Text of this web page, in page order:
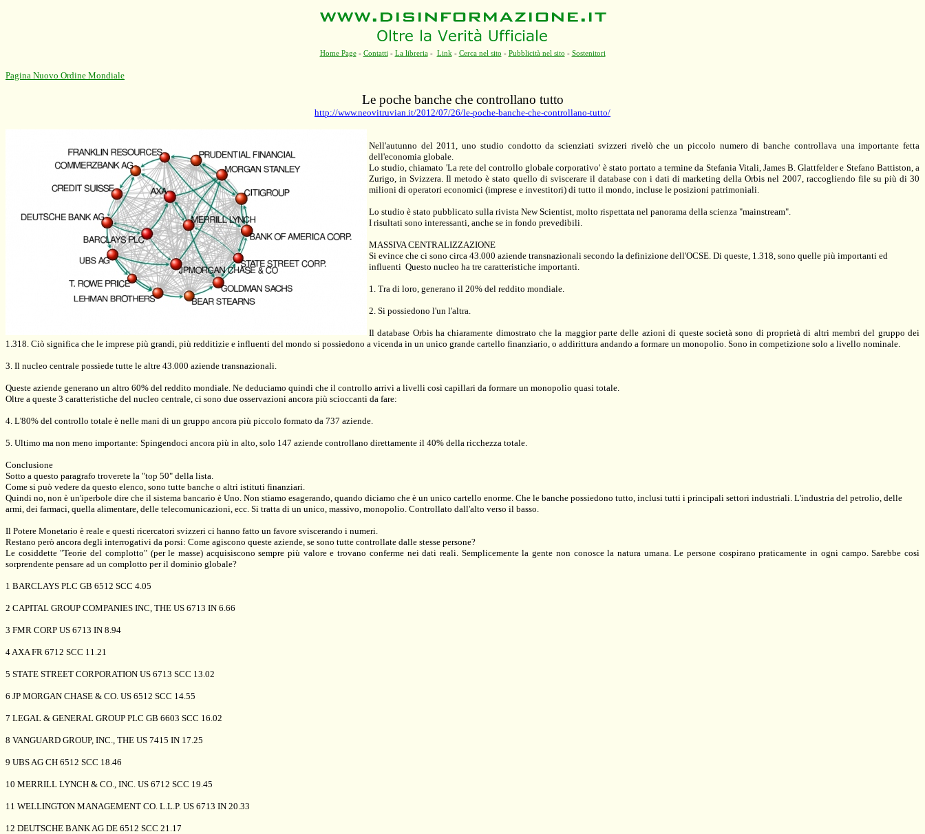
Home Page- Contatti - La libreria- Link - Cerca nel sito - Pubblicità nel sito - Sostenitori
Pagina Nuovo Ordine Mondiale
Le poche banche che controllano tutto
http://www.neovitruvian.it/2012/07/26/le-poche-banche-che-controllano-tutto/
Nell'autunno del 2011, uno studio condotto da scienziati svizzeri rivelò che un piccolo numero di banche controllava una importante fetta
dell'economia globale.
Lo studio, chiamato 'La rete del controllo globale corporativo' è stato portato a termine da Stefania Vitali, James B. Glattfelder e Stefano Battiston, a
Zurigo, in Svizzera. Il metodo è stato quello di sviscerare il database con i dati di marketing della Orbis nel 2007, raccogliendo file su più di 30
milioni di operatori economici (imprese e investitori) di tutto il mondo, incluse le posizioni patrimoniali.
Lo studio è stato pubblicato sulla rivista New Scientist, molto rispettata nel panorama della scienza "mainstream".
I risultati sono interessanti, anche se in fondo prevedibili.
MASSIVA CENTRALIZZAZIONE
Si evince che ci sono circa 43.000 aziende transnazionali secondo la definizione dell'OCSE. Di queste, 1.318, sono quelle più importanti ed
influenti Questo nucleo ha tre caratteristiche importanti.
1. Tra di loro, generano il 20% del reddito mondiale.
2. Si possiedono l'un l'altra.
Il database Orbis ha chiaramente dimostrato che la maggior parte delle azioni di queste società sono di proprietà di altri membri del gruppo dei
1.318. Ciò significa che le imprese più grandi, più redditizie e influenti del mondo si possiedono a vicenda in un unico grande cartello finanziario, o addirittura andando a formare un monopolio. Sono in competizione solo a livello nominale.
3. Il nucleo centrale possiede tutte le altre 43.000 aziende transnazionali.
Queste aziende generano un altro 60% del reddito mondiale. Ne deduciamo quindi che il controllo arrivi a livelli così capillari da formare un monopolio quasi totale.
Oltre a queste 3 caratteristiche del nucleo centrale, ci sono due osservazioni ancora più scioccanti da fare:
4. L'80% del controllo totale è nelle mani di un gruppo ancora più piccolo formato da 737 aziende.
5. Ultimo ma non meno importante: Spingendoci ancora più in alto, solo 147 aziende controllano direttamente il 40% della ricchezza totale.
Conclusione
Sotto a questo paragrafo troverete la "top 50" della lista.
Come si può vedere da questo elenco, sono tutte banche o altri istituti finanziari.
Quindi no, non è un'iperbole dire che il sistema bancario è Uno. Non stiamo esagerando, quando diciamo che è un unico cartello enorme. Che le banche possiedono tutto, inclusi tutti i principali settori industriali. L'industria del petrolio, delle
armi, dei farmaci, quella alimentare, delle telecomunicazioni, ecc. Si tratta di un unico, massivo, monopolio. Controllato dall'alto verso il basso.
Il Potere Monetario è reale e questi ricercatori svizzeri ci hanno fatto un favore sviscerando i numeri.
Restano però ancora degli interrogativi da porsi: Come agiscono queste aziende, se sono tutte controllate dalle stesse persone?
Le cosiddette "Teorie del complotto" (per le masse) acquisiscono sempre più valore e trovano conferme nei dati reali. Semplicemente la gente non conosce la natura umana. Le persone cospirano praticamente in ogni campo. Sarebbe così
sorprendente pensare ad un complotto per il dominio globale?
1 BARCLAYS PLC GB 6512 SCC 4.05
2 CAPITAL GROUP COMPANIES INC, THE US 6713 IN 6.66
3 FMR CORP US 6713 IN 8.94
4 AXA FR 6712 SCC 11.21
5 STATE STREET CORPORATION US 6713 SCC 13.02
6 JP MORGAN CHASE & CO. US 6512 SCC 14.55
7 LEGAL & GENERAL GROUP PLC GB 6603 SCC 16.02
8 VANGUARD GROUP, INC., THE US 7415 IN 17.25
9 UBS AG CH 6512 SCC 18.46
10 MERRILL LYNCH & CO., INC. US 6712 SCC 19.45
11 WELLINGTON MANAGEMENT CO. L.L.P. US 6713 IN 20.33
12 DEUTSCHE BANK AG DE 6512 SCC 21.17